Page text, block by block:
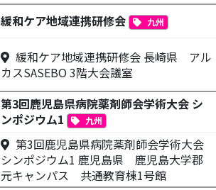
緩和ケア地域連携研修会 九州
緩和ケア地域連携研修会 長崎県 アル
カスSASEBO 3階大会議室
第3回鹿児島県病院薬剤師会学術大会 シ
ンポジウム1
九州
第3回鹿児島県病院薬剤師会学術大会
シンポジウム1 鹿児島県 鹿児島大学郡
元キャンパス 共通教育棟1号館